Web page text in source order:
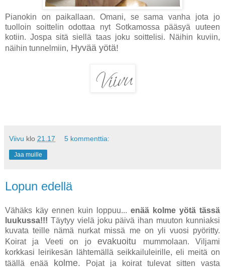
Pianokin on paikallaan. Omani, se sama vanha jota jo
tuolloin soittelin odottaa nyt Sotkamossa pääsyä uuteen
kotiin. Jospa sitä siellä taas joku soittelisi. Näihin kuviin,
näihin tunnelmiin, Hyvää yötä!
Viivu klo 21.17 5 kommenttia:
Jaa muille
Lopun edellä
Vähäks käy ennen kuin loppuu... enää kolme yötä tässä
luukussa!!! Täytyy vielä joku päivä ihan muuton kunniaksi
kuvata teille nämä nurkat missä me on yli vuosi pyöritty.
Koirat ja Veeti on joevakuoitu
mummolaan. Viljami
korkkasi leirikesän lähtemällä seikkailuleirille, eli meitä on
täällä enää kolme. Pojat ja koirat tulevat sitten vasta